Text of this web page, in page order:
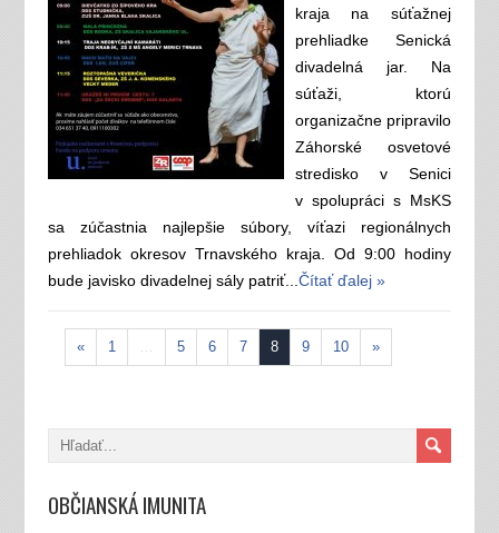
kraja na súťažnej
prehliadke Senická
divadelná jar. Na
súťaži, ktorú
organizačne pripravilo
Záhorské osvetové
stredisko v Senici
v spolupráci s MsKS
sa zúčastnia najlepšie súbory, víťazi regionálnych
prehliadok okresov Trnavského kraja. Od 9:00 hodiny
bude javisko divadelnej sály patriť... Čítať ďalej »
« 1 … 5 6 7 8 9 10 »
OBČIANSKÁ IMUNITA